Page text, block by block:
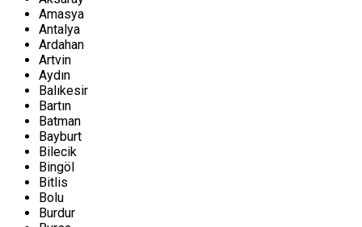
Amasya
Antalya
Ardahan
Artvin
Aydın
Balıkesir
Bartın
Batman
Bayburt
Bilecik
Bingöl
Bitlis
Bolu
Burdur